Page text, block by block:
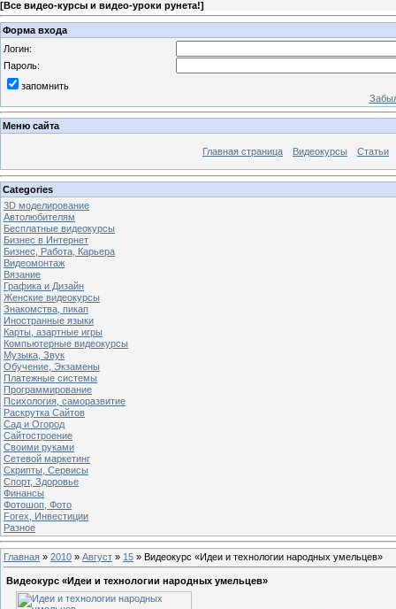
[Все видео-курсы и видео-уроки рунета!]
Форма входа
Логин:
Пароль:
запомнить
Меню сайта
Главная страница Видеокурсы Статьи
Categories
3D моделирование
Автолюбителям
Бесплатные видеокурсы
Бизнес в Интернет
Бизнес, Работа, Карьера
Видеомонтаж
Вязание
Графика и Дизайн
Женские видеокурсы
Знакомства, пикап
Иностранные языки
Карты, азартные игры
Компьютерные видеокурсы
Музыка, Звук
Обучение, Экзамены
Платежные системы
Программирование
Психология, саморазвитие
Раскрутка Сайтов
Cад и Огород
Сайтостроение
Своими руками
Сетевой маркетинг
Скрипты, Сервисы
Спорт, Здоровье
Финансы
Фотошоп, Фото
Forex, Инвестиции
Разное
Главная » 2010 » Август » 15 » Видеокурс «Идеи и технологии народных умельцев»
Видеокурс «Идеи и технологии народных умельцев»